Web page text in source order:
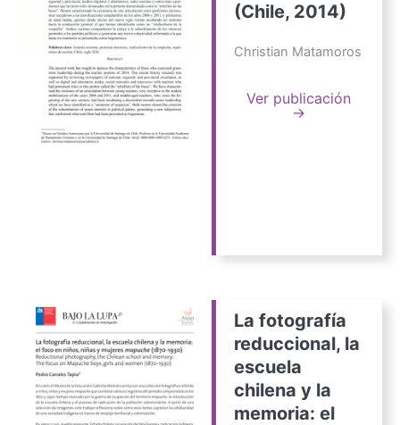
(Chile, 2014)
Christian Matamoros
Ver publicación
→
La fotografía
reduccional, la
escuela
chilena y la
memoria: el